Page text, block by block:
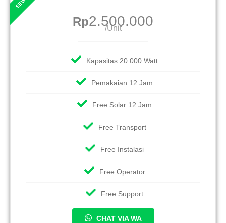
Rp2.500.000
/Unit
Kapasitas 20.000 Watt
Pemakaian 12 Jam
Free Solar 12 Jam
Free Transport
Free Instalasi
Free Operator
Free Support
CHAT VIA WA